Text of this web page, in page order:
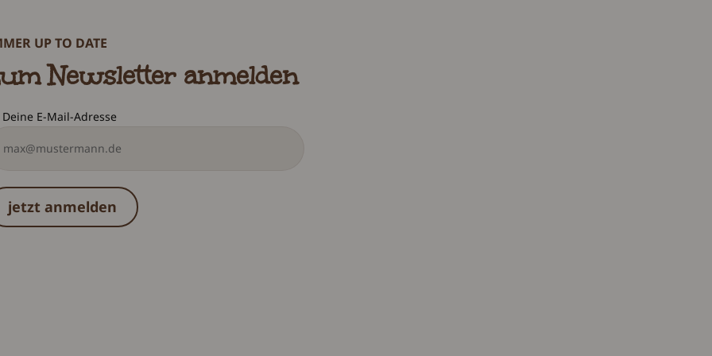
UP TO DATE
Newsletter anmelden
Deine E-Mail-Adresse
jetzt anmelden